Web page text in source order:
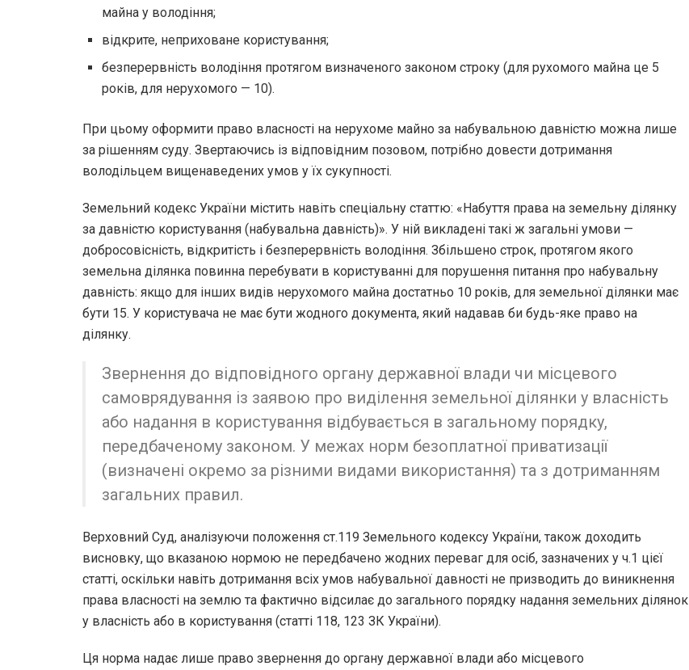
майна у володіння;
відкрите, неприховане користування;
безперервність володіння протягом визначеного законом строку (для рухомого майна це 5
років, для нерухомого — 10).
При цьому оформити право власності на нерухоме майно за набувальною давністю можна лише
за рішенням суду. Звертаючись із відповідним позовом, потрібно довести дотримання
володільцем вищенаведених умов у їх сукупності.
Земельний кодекс України містить навіть спеціальну статтю: «Набуття права на земельну ділянку
за давністю користування (набувальна давність)». У ній викладені такі ж загальні умови —
добросовісність, відкритість і безперервність володіння. Збільшено строк, протягом якого
земельна ділянка повинна перебувати в користуванні для порушення питання про набувальну
давність: якщо для інших видів нерухомого майна достатньо 10 років, для земельної ділянки має
бути 15. У користувача не має бути жодного документа, який надавав би будь-яке право на
ділянку.
Звернення до відповідного органу державної влади чи місцевого
самоврядування із заявою про виділення земельної ділянки у власність
або надання в користування відбувається в загальному порядку,
передбаченому законом. У межах норм безоплатної приватизації
(визначені окремо за різними видами використання) та з дотриманням
загальних правил.
Верховний Суд, аналізуючи положення ст.119 Земельного кодексу України, також доходить
висновку, що вказаною нормою не передбачено жодних переваг для осіб, зазначених у ч.1 цієї
статті, оскільки навіть дотримання всіх умов набувальної давності не призводить до виникнення
права власності на землю та фактично відсилає до загального порядку надання земельних ділянок
у власність або в користування (статті 118, 123 ЗК України).
Ця норма надає лише право звернення до органу державної влади або місцевого